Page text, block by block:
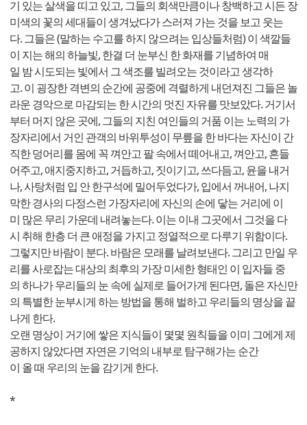
기 있는 살색을 띠고 있고, 그들의 회색만큼이나 창백하고 시든 장
미색의 꽃의 세대들이 생겨났다가 스러져 가는 것을 보고 웃는
다. 그들은 (말하는 수고를 하지 않으려는 입상들처럼) 이 색깔들
이 지는 해의 하늘빛, 한결 더 눈부신 한 화재를 기념하여 매
일 밤 시도되는 빛에서 그 색조를 빌려오는 것이라고 생각하
고. 이 굉장한 격변의 순간에 공중에 격렬하게 내던져진 그들은 놀
라운 경악으로 마감되는 한 시간의 멋진 자유를 맛보았다. 거기서
부터 머지 않은 곳에, 그들의 지친 여인들의 거품 이는 노력의 가
장자리에서 거인 관객의 바위투성이 무릎을 한 바다는 자신이 간
직한 덩어리를 몸에 꼭 껴안고 팔 속에서 떼어내고, 껴안고, 흔들
어주고, 애지중지하고, 거듭하고, 짓이기고, 쓰다듬고, 윤을 내거
나, 사탕처럼 입 안 한구석에 밀어두었다가, 입에서 꺼내어, 나지
막한 경사의 다정스런 가장자리에 자신의 손에 닿는 거리에 이
미 많은 무리 가운데 내려놓는다. 이는 이내 그곳에서 그것을 다
시 취해 한층 더 큰 애정을 가지고 정열적으로 다루기 위함이다.
그렇지만 바람이 분다. 바람은 모래를 날려보낸다. 그리고 만일 우
리를 사로잡는 대상의 최후의 가장 미세한 형태인 이 입자들 중
의 하나가 우리들의 눈 속에 실제로 들어가게 된다면, 돌은 자신만
의 특별한 눈부시게 하는 방법을 통해 벌하고 우리들의 명상을 끝
나게 한다.
오랜 명상이 거기에 쌓은 지식들이 몇몇 원칙들을 이미 그에게 제
공하지 않았다면 자연은 기억의 내부로 탐구해가는 순간
이 올 때 우리의 눈을 감기게 한다.
*